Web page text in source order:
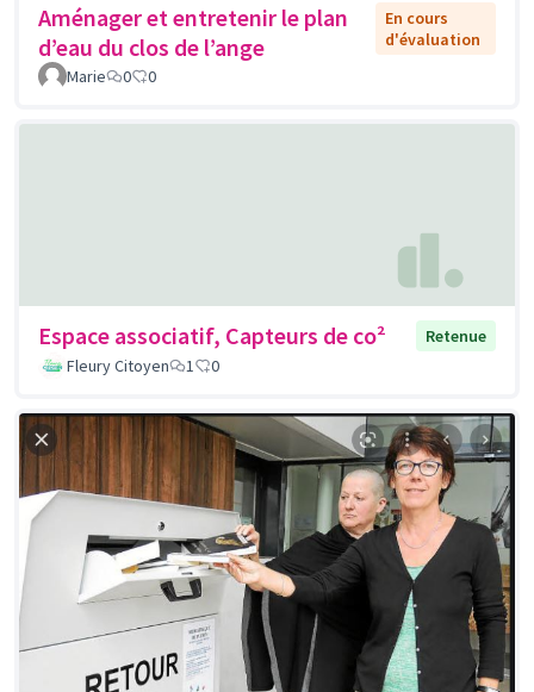
Aménager et entretenir le plan
d’eau du clos de l’ange
En cours
d'évaluation
Marie
0 0
Espace associatif, Capteurs de co²
Retenue
Fleury Citoyen
1 0